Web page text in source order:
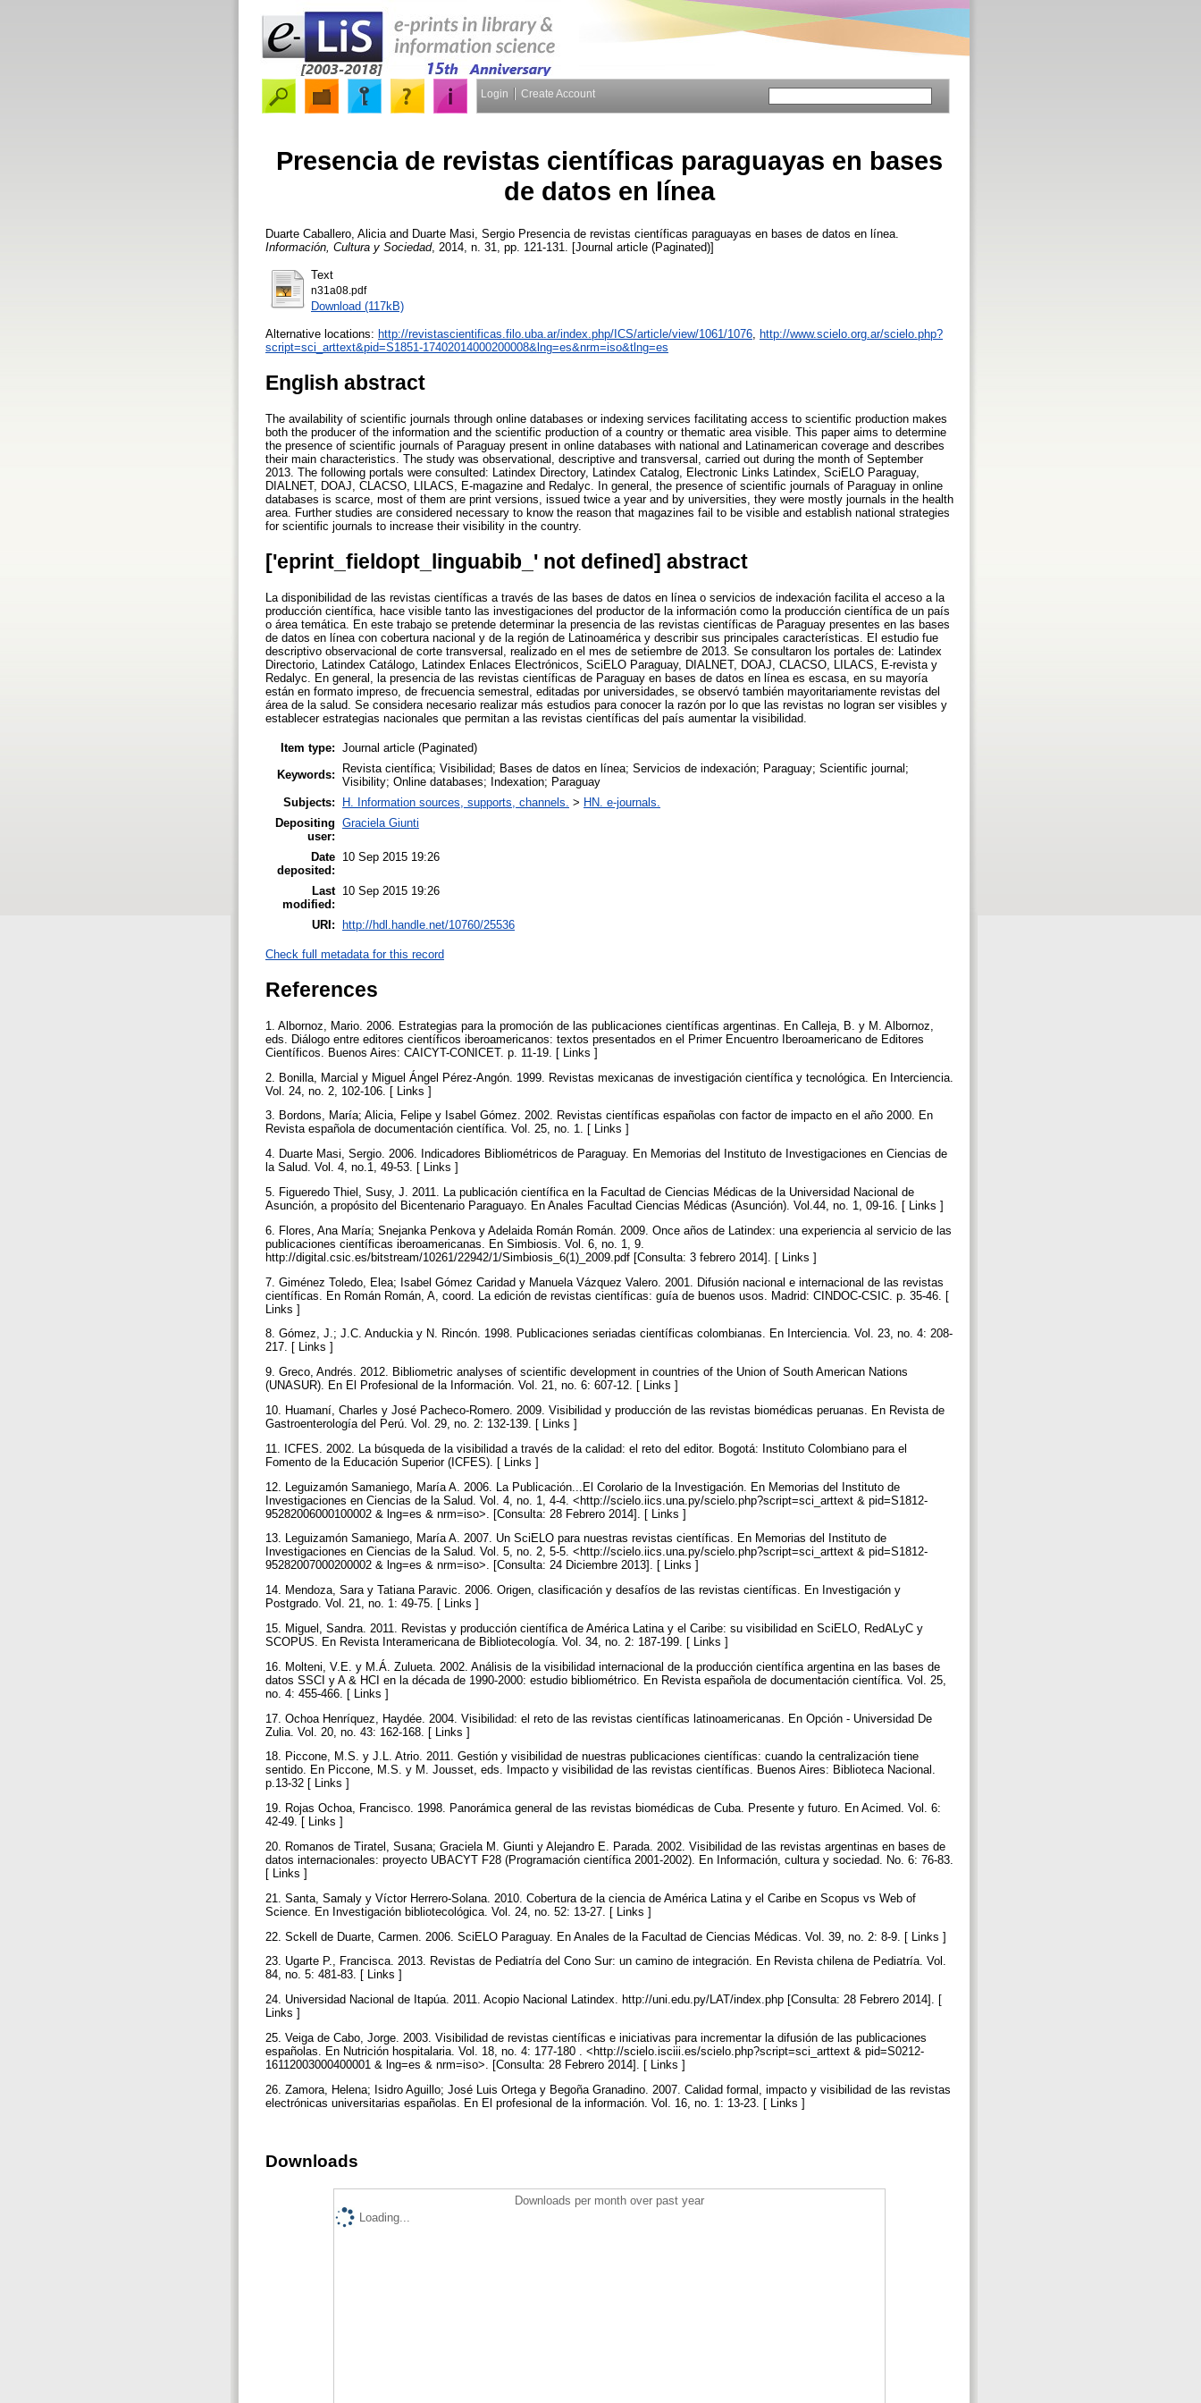
Login Create Account
Presencia de revistas científicas paraguayas en bases
de datos en línea
Duarte Caballero, Alicia and Duarte Masi, Sergio Presencia de revistas científicas paraguayas en bases de datos en línea.
Información, Cultura y Sociedad, 2014, n. 31, pp. 121-131. [Journal article (Paginated)]
Text
n31a08.pdf
Download (117kB)
Alternative locations: http://revistascientificas.filo.uba.ar/index.php/ICS/article/view/1061/1076 http://www.scielo.org.ar/scielo.php?
script=sci_arttext&pid=S1851-17402014000200008&lng=es&nrm=iso&tlng=es
English abstract
The availability of scientific journals through online databases or indexing services facilitating access to scientific production makes
both the producer of the information and the scientific production of a country or thematic area visible. This paper aims to determine
the presence of scientific journals of Paraguay present in online databases with national and Latinamerican coverage and describes
their main characteristics. The study was observational, descriptive and transversal, carried out during the month of September
2013. The following portals were consulted: Latindex Directory, Latindex Catalog, Electronic Links Latindex, SciELO Paraguay,
DIALNET, DOAJ, CLACSO, LILACS, E-magazine and Redalyc. In general, the presence of scientific journals of Paraguay in online
databases is scarce, most of them are print versions, issued twice a year and by universities, they were mostly journals in the health
area. Further studies are considered necessary to know the reason that magazines fail to be visible and establish national strategies
for scientific journals to increase their visibility in the country.
['eprint_fieldopt_linguabib_' not defined] abstract
La disponibilidad de las revistas científicas a través de las bases de datos en línea o servicios de indexación facilita el acceso a la
producción científica, hace visible tanto las investigaciones del productor de la información como la producción científica de un país
o área temática. En este trabajo se pretende determinar la presencia de las revistas científicas de Paraguay presentes en las bases
de datos en línea con cobertura nacional y de la región de Latinoamérica y describir sus principales características. El estudio fue
descriptivo observacional de corte transversal, realizado en el mes de setiembre de 2013. Se consultaron los portales de: Latindex
Directorio, Latindex Catálogo, Latindex Enlaces Electrónicos, SciELO Paraguay, DIALNET, DOAJ, CLACSO, LILACS, E-revista y
Redalyc. En general, la presencia de las revistas científicas de Paraguay en bases de datos en línea es escasa, en su mayoría
están en formato impreso, de frecuencia semestral, editadas por universidades, se observó también mayoritariamente revistas del
área de la salud. Se considera necesario realizar más estudios para conocer la razón por lo que las revistas no logran ser visibles y
establecer estrategias nacionales que permitan a las revistas científicas del país aumentar la visibilidad.
Item type: Journal article (Paginated)
Keywords:
Revista científica; Visibilidad; Bases de datos en línea; Servicios de indexación; Paraguay; Scientific journal;
Visibility; Online databases; Indexation; Paraguay
Subjects:
H. Information sources, supports, channels. > HN. e-journals.
Depositing
user:
Graciela Giunti
Date
deposited:
10 Sep 2015 19:26
Last
modified:
10 Sep 2015 19:26
URI: http://hdl.handle.net/10760/25536
Check full metadata for this record
References
1. Albornoz, Mario. 2006. Estrategias para la promoción de las publicaciones científicas argentinas. En Calleja, B. y M. Albornoz,
eds. Diálogo entre editores científicos iberoamericanos: textos presentados en el Primer Encuentro Iberoamericano de Editores
Científicos. Buenos Aires: CAICYT-CONICET. p. 11-19. [ Links ]
2. Bonilla, Marcial y Miguel Ángel Pérez-Angón. 1999. Revistas mexicanas de investigación científica y tecnológica. En Interciencia.
Vol. 24, no. 2, 102-106. [ Links ]
3. Bordons, María; Alicia, Felipe y Isabel Gómez. 2002. Revistas científicas españolas con factor de impacto en el año 2000. En
Revista española de documentación científica. Vol. 25, no. 1. [ Links ]
4. Duarte Masi, Sergio. 2006. Indicadores Bibliométricos de Paraguay. En Memorias del Instituto de Investigaciones en Ciencias de
la Salud. Vol. 4, no.1, 49-53. [ Links ]
5. Figueredo Thiel, Susy, J. 2011. La publicación científica en la Facultad de Ciencias Médicas de la Universidad Nacional de
Asunción, a propósito del Bicentenario Paraguayo. En Anales Facultad Ciencias Médicas (Asunción). Vol.44, no. 1, 09-16. [ Links ]
6. Flores, Ana María; Snejanka Penkova y Adelaida Román Román. 2009. Once años de Latindex: una experiencia al servicio de las
publicaciones científicas iberoamericanas. En Simbiosis. Vol. 6, no. 1, 9.
http://digital.csic.es/bitstream/10261/22942/1/Simbiosis_6(1)_2009.pdf [Consulta: 3 febrero 2014]. [ Links ]
7. Giménez Toledo, Elea; Isabel Gómez Caridad y Manuela Vázquez Valero. 2001. Difusión nacional e internacional de las revistas
científicas. En Román Román, A, coord. La edición de revistas científicas: guía de buenos usos. Madrid: CINDOC-CSIC. p. 35-46. [
Links ]
8. Gómez, J.; J.C. Anduckia y N. Rincón. 1998. Publicaciones seriadas científicas colombianas. En Interciencia. Vol. 23, no. 4: 208-
217. [ Links ]
9. Greco, Andrés. 2012. Bibliometric analyses of scientific development in countries of the Union of South American Nations
(UNASUR). En El Profesional de la Información. Vol. 21, no. 6: 607-12. [ Links ]
10. Huamaní, Charles y José Pacheco-Romero. 2009. Visibilidad y producción de las revistas biomédicas peruanas. En Revista de
Gastroenterología del Perú. Vol. 29, no. 2: 132-139. [ Links ]
11. ICFES. 2002. La búsqueda de la visibilidad a través de la calidad: el reto del editor. Bogotá: Instituto Colombiano para el
Fomento de la Educación Superior (ICFES). [ Links ]
12. Leguizamón Samaniego, María A. 2006. La Publicación...El Corolario de la Investigación. En Memorias del Instituto de
Investigaciones en Ciencias de la Salud. Vol. 4, no. 1, 4-4. <http://scielo.iics.una.py/scielo.php?script=sci_arttext & pid=S1812-
95282006000100002 & lng=es & nrm=iso>. [Consulta: 28 Febrero 2014]. [ Links ]
13. Leguizamón Samaniego, María A. 2007. Un SciELO para nuestras revistas científicas. En Memorias del Instituto de
Investigaciones en Ciencias de la Salud. Vol. 5, no. 2, 5-5. <http://scielo.iics.una.py/scielo.php?script=sci_arttext & pid=S1812-
95282007000200002 & lng=es & nrm=iso>. [Consulta: 24 Diciembre 2013]. [ Links ]
14. Mendoza, Sara y Tatiana Paravic. 2006. Origen, clasificación y desafíos de las revistas científicas. En Investigación y
Postgrado. Vol. 21, no. 1: 49-75. [ Links ]
15. Miguel, Sandra. 2011. Revistas y producción científica de América Latina y el Caribe: su visibilidad en SciELO, RedALyC y
SCOPUS. En Revista Interamericana de Bibliotecología. Vol. 34, no. 2: 187-199. [ Links ]
16. Molteni, V.E. y M.Á. Zulueta. 2002. Análisis de la visibilidad internacional de la producción científica argentina en las bases de
datos SSCI y A & HCI en la década de 1990-2000: estudio bibliométrico. En Revista española de documentación científica. Vol. 25,
no. 4: 455-466. [ Links ]
17. Ochoa Henríquez, Haydée. 2004. Visibilidad: el reto de las revistas científicas latinoamericanas. En Opción - Universidad De
Zulia. Vol. 20, no. 43: 162-168. [ Links ]
18. Piccone, M.S. y J.L. Atrio. 2011. Gestión y visibilidad de nuestras publicaciones científicas: cuando la centralización tiene
sentido. En Piccone, M.S. y M. Jousset, eds. Impacto y visibilidad de las revistas científicas. Buenos Aires: Biblioteca Nacional.
p.13-32 [ Links ]
19. Rojas Ochoa, Francisco. 1998. Panorámica general de las revistas biomédicas de Cuba. Presente y futuro. En Acimed. Vol. 6:
42-49. [ Links ]
20. Romanos de Tiratel, Susana; Graciela M. Giunti y Alejandro E. Parada. 2002. Visibilidad de las revistas argentinas en bases de
datos internacionales: proyecto UBACYT F28 (Programación científica 2001-2002). En Información, cultura y sociedad. No. 6: 76-83.
[ Links ]
21. Santa, Samaly y Víctor Herrero-Solana. 2010. Cobertura de la ciencia de América Latina y el Caribe en Scopus vs Web of
Science. En Investigación bibliotecológica. Vol. 24, no. 52: 13-27. [ Links ]
22. Sckell de Duarte, Carmen. 2006. SciELO Paraguay. En Anales de la Facultad de Ciencias Médicas. Vol. 39, no. 2: 8-9. [ Links ]
23. Ugarte P., Francisca. 2013. Revistas de Pediatría del Cono Sur: un camino de integración. En Revista chilena de Pediatría. Vol.
84, no. 5: 481-83. [ Links ]
24. Universidad Nacional de Itapúa. 2011. Acopio Nacional Latindex. http://uni.edu.py/LAT/index.php [Consulta: 28 Febrero 2014]. [
Links ]
25. Veiga de Cabo, Jorge. 2003. Visibilidad de revistas científicas e iniciativas para incrementar la difusión de las publicaciones
españolas. En Nutrición hospitalaria. Vol. 18, no. 4: 177-180 . <http://scielo.isciii.es/scielo.php?script=sci_arttext & pid=S0212-
16112003000400001 & lng=es & nrm=iso>. [Consulta: 28 Febrero 2014]. [ Links ]
26. Zamora, Helena; Isidro Aguillo; José Luis Ortega y Begoña Granadino. 2007. Calidad formal, impacto y visibilidad de las revistas
electrónicas universitarias españolas. En El profesional de la información. Vol. 16, no. 1: 13-23. [ Links ]
Downloads
Downloads per month over past year
Loading...